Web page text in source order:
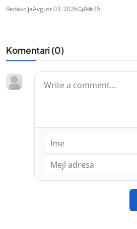
RedakcijaAvgust 03, 2026 0 25
Komentari (0)